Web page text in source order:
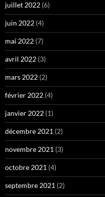
juillet 2022 (6)
juin 2022 (4)
mai 2022 (7)
avril 2022 (3)
mars 2022 (2)
février 2022 (4)
janvier 2022 (1)
décembre 2021 (2)
novembre 2021 (3)
octobre 2021 (4)
septembre 2021 (2)